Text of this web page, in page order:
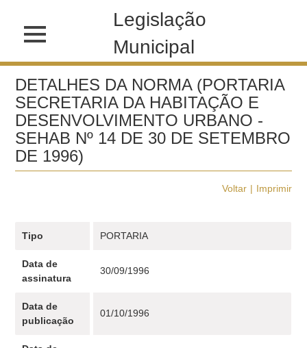
Legislação
Municipal
DETALHES DA NORMA (PORTARIA
SECRETARIA DA HABITAÇÃO E
DESENVOLVIMENTO URBANO -
SEHAB Nº 14 DE 30 DE SETEMBRO
DE 1996)
Voltar Imprimir
Tipo PORTARIA
Data de
assinatura
30/09/1996
Data de
publicação
01/10/1996